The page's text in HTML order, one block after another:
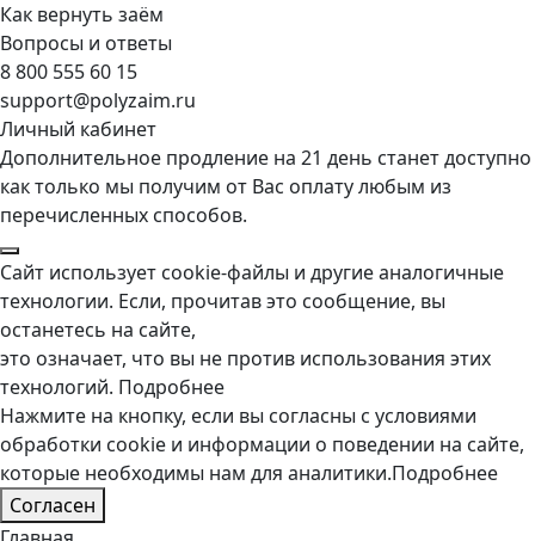
Как вернуть заём
Вопросы и ответы
8 800 555 60 15
support@polyzaim.ru
Личный кабинет
Дополнительное продление на 21 день станет доступно
как только мы получим от Вас оплату любым из
перечисленных способов.
Сайт использует cookie-файлы и другие аналогичные
технологии. Если, прочитав это сообщение, вы
останетесь на сайте,
это означает, что вы не против использования этих
технологий. Подробнее
Нажмите на кнопку, если вы согласны с условиями
обработки cookie и информации о поведении на сайте,
которые необходимы нам для аналитики.Подробнее
Согласен